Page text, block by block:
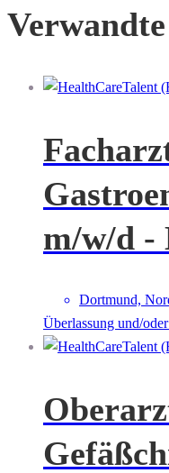
m/w/d -
Dortmund,
Überlassung und/